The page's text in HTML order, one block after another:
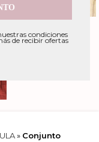
condiciones
de recibir ofertas
» Conjunto